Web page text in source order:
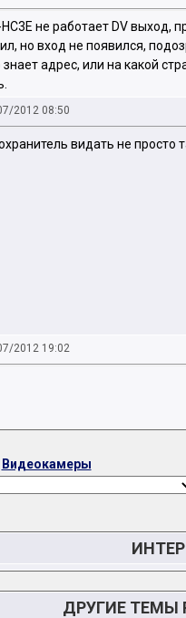
HC3E не работает DV выход,
но вход не появился,
адрес, или на какой
2012 08:50
видать не просто
2012 19:02
Видеокамеры
ДРУГИЕ ТЕМЫ